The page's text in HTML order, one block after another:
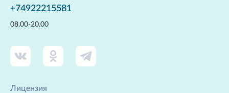
+74922215581
08.00-20.00
Лицензия